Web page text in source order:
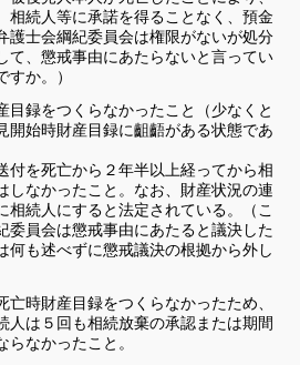
相続人等に承諾を得ることなく、預金
護士会綱紀委員会は権限がないが処分
て、懲戒事由にあたらないと言ってい
すか。）
目録をつくらなかったこと（少なくと
開始時財産目録に齟齬がある状態であ
付を死亡から２年半以上経ってから相
しなかったこと。なお、財産状況の連
相続人にすると法定されている。（こ
委員会は懲戒事由にあたると議決した
何も述べずに懲戒議決の根拠から外し
亡時財産目録をつくらなかったため、
人は５回も相続放棄の承認または期間
なかったこと。